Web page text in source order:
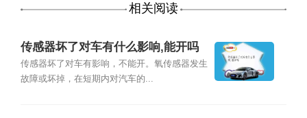
相关阅读
传感器坏了对车有什么影响,能开吗
传感器坏了对车有影响，不能开。氧传感器发生
故障或坏掉，在短期内对汽车的...